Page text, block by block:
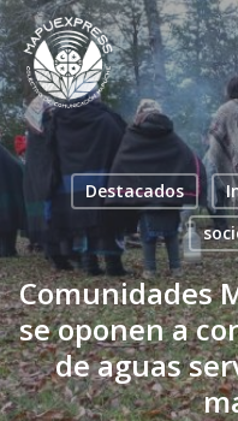
Skip
to
main
content
Destacados
Comunidades
se oponen a
de aguas